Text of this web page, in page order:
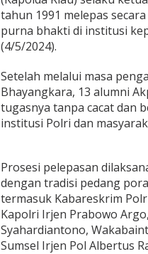
t
a
s
,
S
k
a
l
i
B
y
a
n
g
k
a
r
tahun 1991 melepas
purna bhakti di institusi
(4/5/2024).
Setelah melalui masa
Bhayangkara, 13 alumni
tugasnya tanpa cacat dan
institusi Polri dan
Prosesi pelepasan
dengan tradisi pedang
termasuk Kabareskrim
Kapolri Irjen Prabowo
Syahardiantono,
Sumsel Irjen Pol Albertus